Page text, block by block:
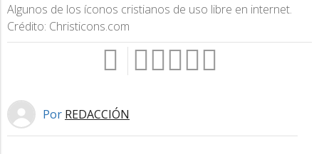
Algunos de los íconos cristianos de uso libre en internet.
Crédito: Christicons.com
Por REDACCIÓN